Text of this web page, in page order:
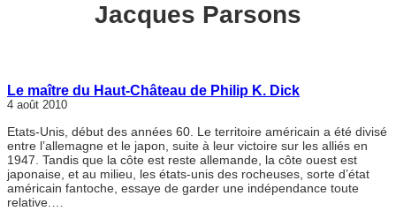
Jacques Parsons
Le maître du Haut-Château de Philip K. Dick
4 août 2010
Etats-Unis, début des années 60. Le territoire américain a été divisé
entre l’allemagne et le japon, suite à leur victoire sur les alliés en
1947. Tandis que la côte est reste allemande, la côte ouest est
japonaise, et au milieu, les états-unis des rocheuses, sorte d’état
américain fantoche, essaye de garder une indépendance toute
relative.…